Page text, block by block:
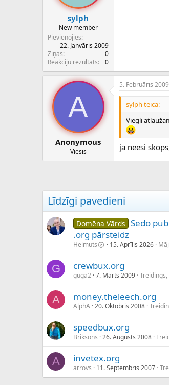
sylph
New member
Pievienojies
22. Janvāris 2009
Ziņas
0
Reakciju rezultāts
0
A
Anonymous
Viesis
5. Februāris 2009
sylph teica:
Viegli
ja neesi
Līdzīgi pavedieni
Domēna Vārds Sedo
.org pārsteidz
Helmuts 15. Aprīlis 2026
G crewbux.org
guga2 7. Marts 2009 Treidings,
A money.theleech.org
AlphA 20. Oktobris 2008
speedbux.org
Briksons 26. Augusts 2008
A invetex.org
arrovs 11. Septembris 2007